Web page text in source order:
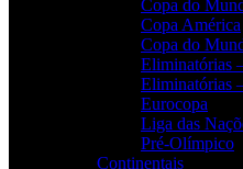
Copa do
Copa América
Copa do
Eliminatórias
Eliminatórias
Eurocopa
Liga das
Pré-Olímpico
Continentais